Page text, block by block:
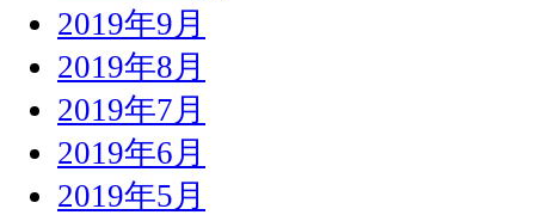
2019年9月
2019年8月
2019年7月
2019年6月
2019年5月